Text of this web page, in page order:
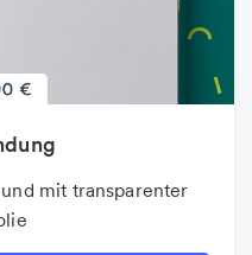
mit transparenter